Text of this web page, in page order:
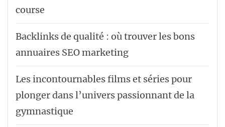
course
Backlinks de qualité : où trouver les bons
annuaires SEO marketing
Les incontournables films et séries pour
plonger dans l’univers passionnant de la
gymnastique